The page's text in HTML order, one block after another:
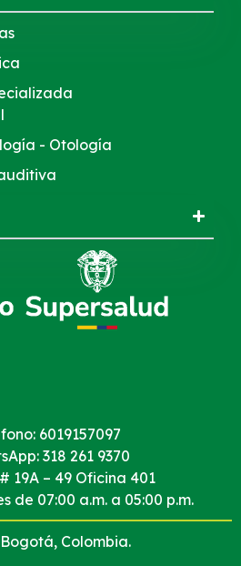
- Otología
6019157097
318 261 9370
19A – 49 Oficina 401
de 07:00 a.m. a 05:00 p.m.
Colombia.